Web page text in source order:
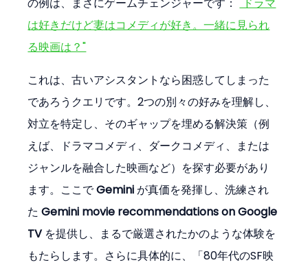
は好きだけど妻はコメディが好き。一緒に見られ
る映画は？"
これは、古いアシスタントなら困惑してしまった
であろうクエリです。2つの別々の好みを理解し、
対立を特定し、そのギャップを埋める解決策（例
えば、ドラマコメディ、ダークコメディ、または
ジャンルを融合した映画など）を探す必要があり
ます。ここで Gemini が真価を発揮し、洗練され
た Gemini movie recommendations on Google
TV を提供し、まるで厳選されたかのような体験を
もたらします。さらに具体的に、「80年代のSF映